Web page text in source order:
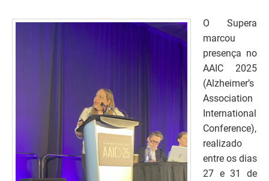
O Supera
marcou
presença no
AAIC 2025
(Alzheimer’s
Association
International
Conference),
realizado
entre os dias
27 e 31 de